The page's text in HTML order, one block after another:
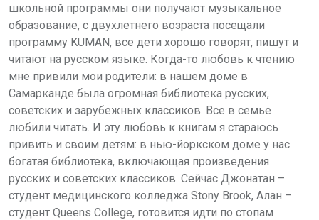
школьной программы они получают музыкальное
образование, с двухлетнего возраста посещали
программу KUMAN, все дети хорошо говорят, пишут и
читают на русском языке. Когда-то любовь к чтению
мне привили мои родители: в нашем доме в
Самарканде была огромная библиотека русских,
советских и зарубежных классиков. Все в семье
любили читать. И эту любовь к книгам я стараюсь
привить и своим детям: в нью-йоркском доме у нас
богатая библиотека, включающая произведения
русских и советских классиков. Сейчас Джонатан –
студент медицинского колледжа Stony Brook, Алан –
студент Queens College, готовится идти по стопам